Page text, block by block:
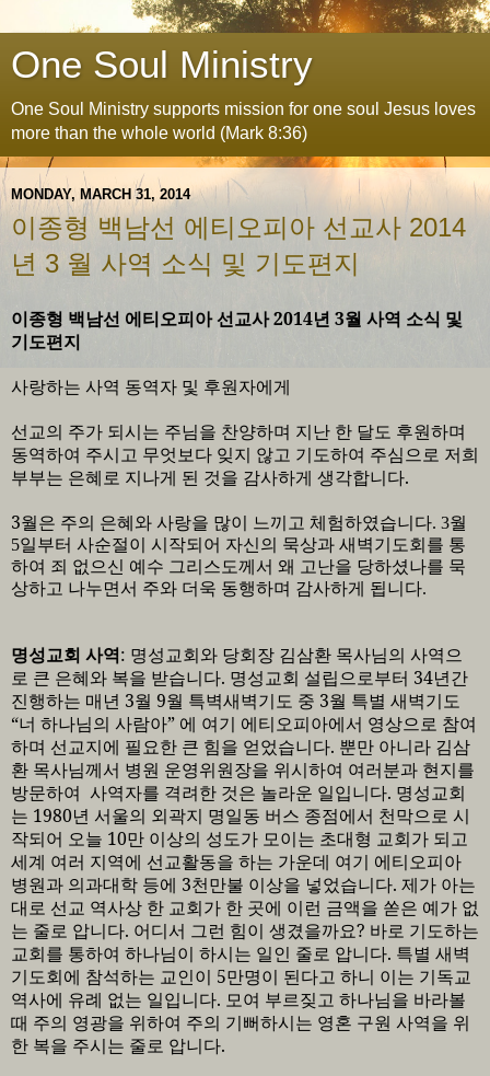
One Soul Ministry
One Soul Ministry supports mission for one soul Jesus loves
more than the whole world (Mark 8:36)
MONDAY, MARCH 31, 2014
이종형 백남선 에티오피아 선교사 2014
년 3 월 사역 소식 및 기도편지
이종형 백남선 에티오피아 선교사2014년 3월 사역 소식 및
기도편지
사랑하는 사역 동역자 및 후원자에게
선교의 주가 되시는 주님을 찬양하며 지난 한 달도 후원하며
동역하여 주시고 무엇보다 잊지 않고 기도하여 주심으로 저희
부부는 은혜로 지나게 된 것을 감사하게 생각합니다.
3월은 주의 은혜와 사랑을 많이 느끼고 체험하였습니다. 3월
5일부터 사순절이 시작되어 자신의 묵상과 새벽기도회를 통
하여 죄 없으신 예수 그리스도께서 왜 고난을 당하셨나를 묵
상하고 나누면서 주와 더욱 동행하며 감사하게 됩니다.
명성교회 사역: 명성교회와 당회장 김삼환 목사님의 사역으
로 큰 은혜와 복을 받습니다. 명성교회 설립으로부터 34년간
진행하는 매년 3월 9월 특벽새벽기도 중 3월 특별 새벽기도
“너 하나님의 사람아” 에 여기 에티오피아에서 영상으로 참여
하며 선교지에 필요한 큰 힘을 얻었습니다. 뿐만 아니라 김삼
환 목사님께서 병원 운영위원장을 위시하여 여러분과 현지를
방문하여 사역자를 격려한 것은 놀라운 일입니다. 명성교회
는 1980년 서울의 외곽지 명일동 버스 종점에서 천막으로 시
작되어 오늘 10만 이상의 성도가 모이는 초대형 교회가 되고
세계 여러 지역에 선교활동을 하는 가운데 여기 에티오피아
병원과 의과대학 등에 3천만불 이상을 넣었습니다. 제가 아는
대로 선교 역사상 한 교회가 한 곳에 이런 금액을 쏟은 예가 없
는 줄로 압니다. 어디서 그런 힘이 생겼을까요? 바로 기도하는
교회를 통하여 하나님이 하시는 일인 줄로 압니다. 특별 새벽
기도회에 참석하는 교인이 5만명이 된다고 하니 이는 기독교
역사에 유례 없는 일입니다. 모여 부르짖고 하나님을 바라볼
때 주의 영광을 위하여 주의 기뻐하시는 영혼 구원 사역을 위
한 복을 주시는 줄로 압니다.